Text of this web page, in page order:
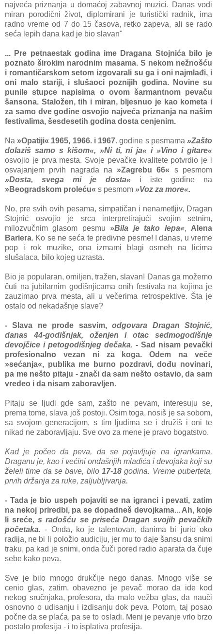
najveća priznanja u domaćoj zabavnoj muzici. Danas vodi
miran porodični život, diplomirani je turistički radnik, ima
radno vreme od 7 do 15 časova, retko zapeva, ali se rado
seća lepih dana kad je bio slavan"
... Pre petnaestak godina ime Dragana Stojnića bilo je
poznato širokim narodnim masama. S nekom nežnošću
i romantičarskom setom izgovarali su ga i oni najmlađi, i
oni malo stariji, i slušaoci poznijih godina. Novine su
punile stupce napisima o ovom šarmantnom pevaču
šansona. Staložen, tih i miran, bljesnuo je kao kometa i
za samo dve godine osvojio najveća priznanja na našim
festivalima, šesdesetih godina dosta cenjenim.
Na »Opatiji« 1965, 1966. i 1967. godine s pesmama»Zašto
dolaziš samo s kišom«, »Ni ti, ni ja« i »Vino i gitare«
osvojio je prva mesta. Svoje pevačke kvalitete potvrdio je i
osvajanjem prvih nagrada na »Zagrebu 66« s pesmom
»Dosta, svega mi je dosta« i iste godine na
»Beogradskom proleću« s pesmom »Voz za more«.
No, pre svih ovih pesama, simpatičan i nenametljiv, Dragan
Stojnić osvojio je srca interpretirajući svojim setnim,
milozvučnim glasom pesmu»Bila je tako lepa«,Alena
Bariera. Ko se ne seća te predivne pesme! I danas, u vreme
pop i rok muzike, ona izmami blagi osmeh na licima
slušalaca, bilo kojeg uzrasta.
Bio je popularan, omiljen, tražen, slavan! Danas ga možemo
čuti na jubilarnim godišnjicama onih festivala na kojima je
zauzimao prva mesta, ali u večerima retrospektive. Šta je
ostalo od nekadašnje slave?
- Slava ne prođe sasvim,odgovara Dragan Stojnić,
danas 44-godišnjak, oženjen i otac sedmogodišnje
devojčice i petogodišnjeg dečaka. - Sad nisam pevački
profesionalno vezan ni za koga. Odem na veče
»sećanja«, publika me burno pozdravi, dođu novinari,
pa me nešto pitaju - znači da sam nešto ostavio, da sam
vredeo i da nisam zaboravljen.
Pitaju se ljudi gde sam, zašto ne pevam, interesuju se,
prema tome, slava još postoji. Osim toga, nosiš je sa sobom,
sa svojom generacijom, s tim ljudima se i družiš i oni te
nikad ne zaboravljaju. Sve ovo za mene je pravo bogatstvo.
Kad je počeo da peva, da se pojavljuje na igrankama,
Draganu je, kao i većini ondašnjih mladića i devojaka koji su
želeli time da se bave, bilo 17-18 godina. Vreme puberteta,
prvih držanja za ruke, zaljubljivanja.
- Tada je bio uspeh pojaviti se na igranci i pevati, zatim
na nekoj priredbi, pa se dopadneš devojkama... Ah, koje
li sreće,s radošću se priseća Dragan svojih pevačkih
početaka. - Onda, ko je talentovan, danima bi jurio oko
radija, ne bi li položio audiciju, jer mu to daje šansu da snimi
traku, pa kad je snimi, onda čuči pored radio aparata da čuje
sebe kako peva.
Sve je bilo mnogo drukčije nego danas. Mnogo više se
cenio glas, zatim, obavezno je pevač morao da ide kod
nekog sručnjaka, profesora, da malo vežba glas, da nauči
osnovno o udisanju i izdisanju dok peva. Potom, taj posao
počne da se plaća, pa se to osladi. Meni je pevanje vrlo brzo
postalo profesija - i to isplativa profesija.